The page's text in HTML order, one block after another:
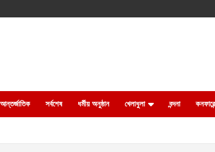
আন্তর্জাতিক সর্বশেষ ধর্মীয় অনুষ্ঠান খেলাধুলা বন্দনা